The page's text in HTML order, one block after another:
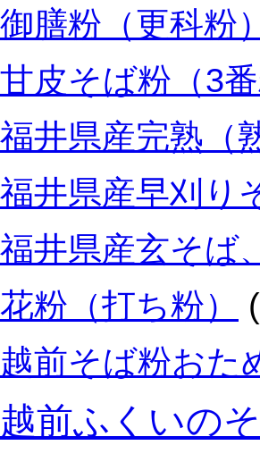
御膳粉（更科粉）
甘皮そば粉（3番
福井県産完熟（
福井県産早刈り
福井県産玄そば
花粉（打ち粉）
越前そば粉おた
越前ふくいの